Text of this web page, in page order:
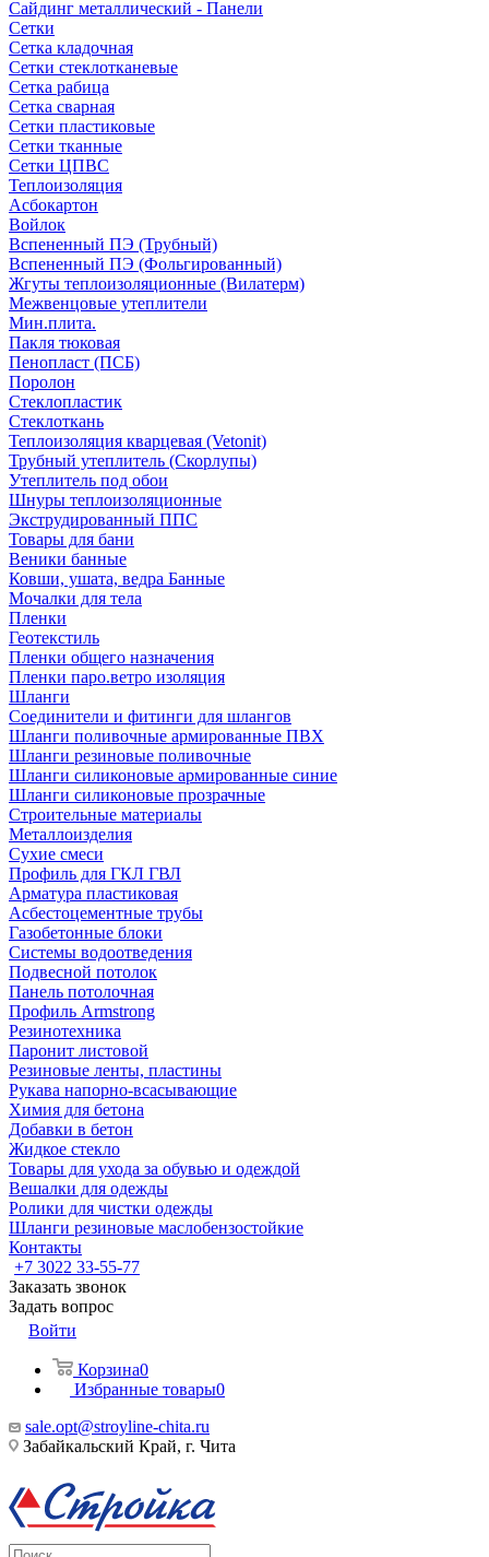
Сайдинг металлический - Панели
Сетки
Сетка кладочная
Сетки стеклотканевые
Сетка рабица
Сетка сварная
Сетки пластиковые
Сетки тканные
Сетки ЦПВС
Теплоизоляция
Асбокартон
Войлок
Вспененный ПЭ (Трубный)
Вспененный ПЭ (Фольгированный)
Жгуты теплоизоляционные (Вилатерм)
Межвенцовые утеплители
Мин.плита.
Пакля тюковая
Пенопласт (ПСБ)
Поролон
Стеклопластик
Стеклоткань
Теплоизоляция кварцевая (Vetonit)
Трубный утеплитель (Скорлупы)
Утеплитель под обои
Шнуры теплоизоляционные
Экструдированный ППС
Товары для бани
Веники банные
Ковши, ушата, ведра Банные
Мочалки для тела
Пленки
Геотекстиль
Пленки общего назначения
Пленки паро.ветро изоляция
Шланги
Соединители и фитинги для шлангов
Шланги поливочные армированные ПВХ
Шланги резиновые поливочные
Шланги силиконовые армированные синие
Шланги силиконовые прозрачные
Строительные материалы
Металлоизделия
Сухие смеси
Профиль для ГКЛ ГВЛ
Арматура пластиковая
Асбестоцементные трубы
Газобетонные блоки
Системы водоотведения
Подвесной потолок
Панель потолочная
Профиль Armstrong
Резинотехника
Паронит листовой
Резиновые ленты, пластины
Рукава напорно-всасывающие
Химия для бетона
Добавки в бетон
Жидкое стекло
Товары для ухода за обувью и одеждой
Вешалки для одежды
Ролики для чистки одежды
Шланги резиновые маслобензостойкие
Контакты
+7 3022 33-55-77
Заказать звонок
Задать вопрос
Войти
Корзина0
Избранные товары0
sale.opt@stroyline-chita.ru
Забайкальский Край, г. Чита